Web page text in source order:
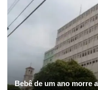
Bebê de um ano morre